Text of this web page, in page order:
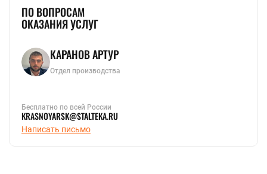
ПО ВОПРОСАМ
ОКАЗАНИЯ УСЛУГ
КАРАНОВ АРТУР
Отдел производства
Бесплатно по всей России
KRASNOYARSK@STALTEKA.RU
Написать письмо